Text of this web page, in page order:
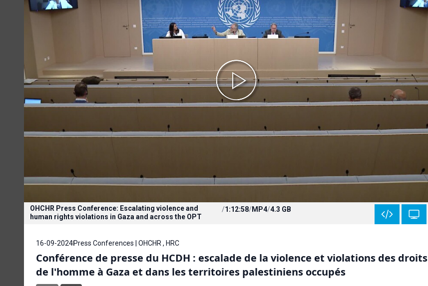
OHCHR Press Conference: Escalating violence and
human rights violations in Gaza and across the OPT
/1:12:58/MP4/4.3 GB
16-09-2024Press Conferences | OHCHR , HRC
Conférence de presse du HCDH : escalade de la violence et violations des droits
de l'homme à Gaza et dans les territoires palestiniens occupés